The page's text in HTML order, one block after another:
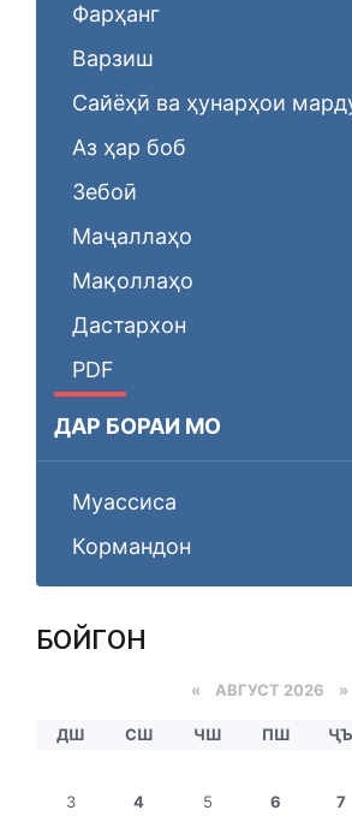
Фарҳанг
Варзиш
Сайёҳӣ ва ҳунарҳои
Аз ҳар боб
Зебоӣ
Маҷаллаҳо
Мақоллаҳо
Дастархон
PDF
ДАР БОРАИ МО
Муассиса
Кормандон
БОЙГОНӢ
« АВГУСТ 2026 »
ДШ СШ ЧШ ПШ ҶЪ
3
4 5 6 7